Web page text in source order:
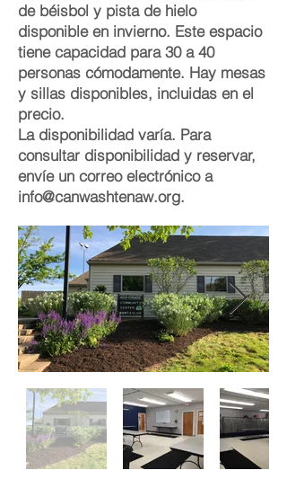
de béisbol y pista de hielo
disponible en invierno. Este espacio
tiene capacidad para 30 a 40
personas cómodamente. Hay mesas
y sillas disponibles, incluidas en el
precio.
La disponibilidad varía. Para
consultar disponibilidad y reservar,
envíe un correo electrónico a
info@canwashtenaw.org.